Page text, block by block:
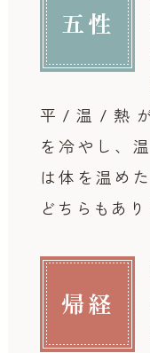
五性
平 / 温 / 熱
を冷やし、
は体を温め
どちらもあり
帰経